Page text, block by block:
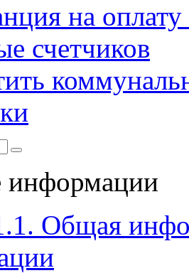
на
счетчиков
информации
Общая